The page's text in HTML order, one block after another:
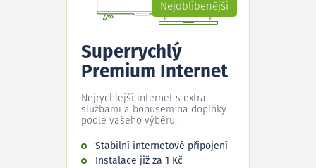
Nejoblíbenější
Superrychlý
Premium Internet
Nejrychlejší internet s extra
službami a bonusem na doplňky
podle vašeho výběru.
Stabilní internetové připojení
Instalace již za 1 Kč